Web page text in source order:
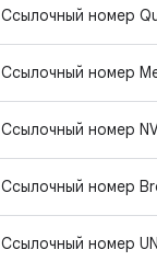
Ссылочный номер
Ссылочный номер
Ссылочный номер
Ссылочный номер
Ссылочный номер